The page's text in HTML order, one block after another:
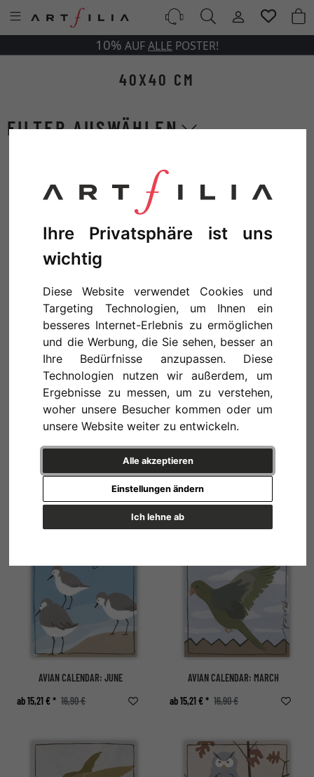
Ihre Privatsphäre ist uns
wichtig
Diese Website verwendet Cookies und
Targeting Technologien, um Ihnen ein
besseres Internet-Erlebnis zu ermöglichen
und die Werbung, die Sie sehen, besser an
Ihre Bedürfnisse anzupassen. Diese
Technologien nutzen wir außerdem, um
Ergebnisse zu messen, um zu verstehen,
woher unsere Besucher kommen oder um
unsere Website weiter zu entwickeln.
Alle akzeptieren
Ich lehne ab
Einstellungen ändern
10% AUFALLE POSTER!
40X40 CM
AVIAN CALENDAR: DECEMBER
ab 15,21 € * 16,90 €
AVIAN CALENDAR: FEBRUARY
ab 15,21 € * 16,90 €
AVIAN CALENDAR: JANUARY
AVIAN CALENDAR: JULY
ab 15,21 € *
AVIAN CALENDAR: JUNE
ab 15,21 € * 16,90 €
AVIAN CALENDAR: MARCH
ab 15,21 € * 16,90 €